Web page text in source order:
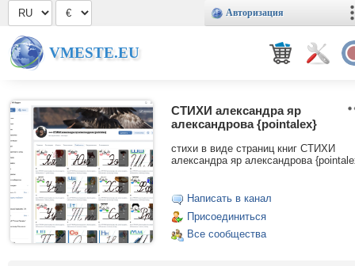
Авторизация
VMESTE.EU
СТИХИ александра яр
александрова {pointalex}
стихи в виде страниц книг СТИХИ
александра яр александрова
Написать в канал
Присоединиться
Все сообщества